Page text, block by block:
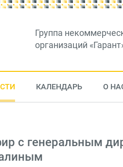
Группа
организаций
КАЛЕНДАРЬ О
с генеральным